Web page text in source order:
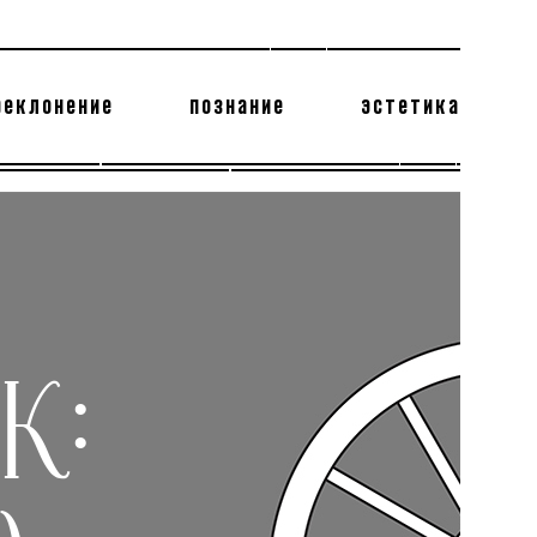
познание эстетика